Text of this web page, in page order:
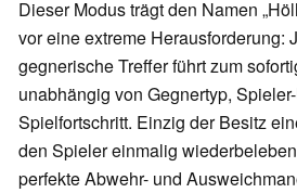
Dieser Modus trägt den Namen
vor eine extreme Herausforderung:
gegnerische Treffer führt zum
unabhängig von Gegnertyp,
Spielfortschritt. Einzig der Besitz
den Spieler einmalig
perfekte Abwehr- und